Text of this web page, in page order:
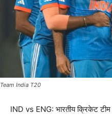
Team India T20
IND vs ENG: भारतीय क्रिकेट